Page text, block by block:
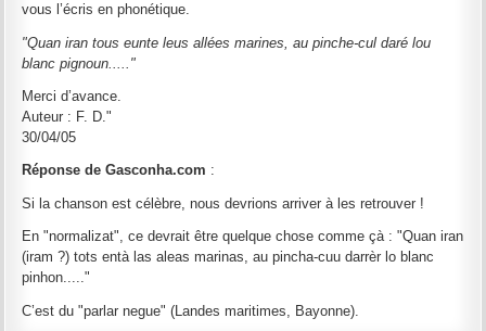
vous l’écris en phonétique.
"Quan iran tous eunte leus allées marines, au pinche-cul daré lou
blanc pignoun....."
Merci d’avance.
Auteur : F. D."
30/04/05
Réponse de Gasconha.com :
Si la chanson est célèbre, nous devrions arriver à les retrouver !
En "normalizat", ce devrait être quelque chose comme çà : "Quan iran
(iram ?) tots entà las aleas marinas, au pincha-cuu darrèr lo blanc
pinhon....."
C’est du "parlar negue" (Landes maritimes, Bayonne).